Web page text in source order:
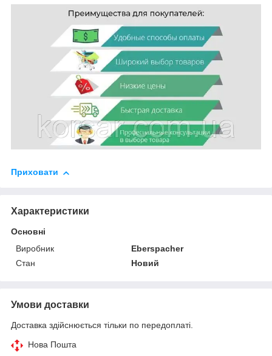
Приховати
Характеристики
Основні
Виробник
Eberspacher
Стан
Новий
Умови доставки
Доставка здійснюється тільки по передоплаті.
Нова Пошта